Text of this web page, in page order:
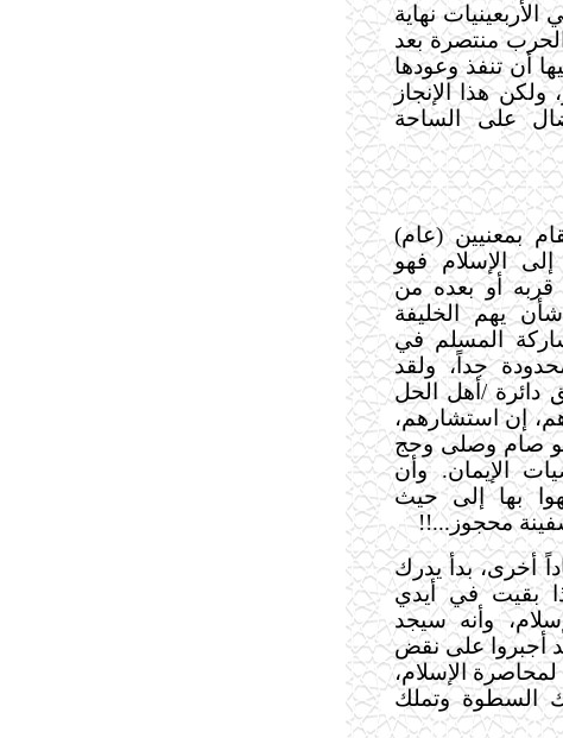
نهاية
منتصرة بعد
أن تنفذ وعودها
ولكن هذا الإنجاز
على الساحة
بمعنيين (عام)
الإسلام فهو
أو بعده من
يهم الخليفة
المسلم في
جداً، ولقد
دائرة /أهل الحل
إن استشارهم،
هو صام وصلى وحج
الإيمان. وأن
بها إلى حيث
محجوز...!!‍‍
أخرى، بدأ يدرك
بقيت في أيدي
وأنه سيجد
أجبروا على نقض
الإسلام،
السطوة وتملك